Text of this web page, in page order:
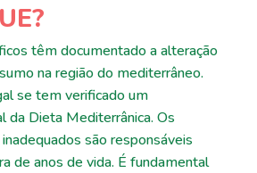
têm documentado a alteração
na região do mediterrâneo.
se tem verificado um
da Dieta Mediterrânica. Os
são responsáveis
de anos de vida. É fundamental